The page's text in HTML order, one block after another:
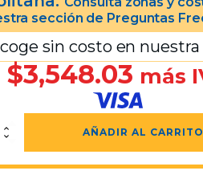
sección de Preguntas
sin costo en
$3,548.03 más
AÑADIR AL CARRITO